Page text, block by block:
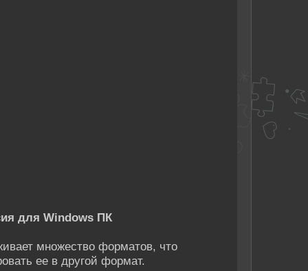
для Windows ПК
множество форматов, что
ее в другой формат.